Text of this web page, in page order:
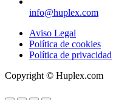
info@huplex.com
Aviso Legal
Política de cookies
Política de privacidad
Copyright © Huplex.com